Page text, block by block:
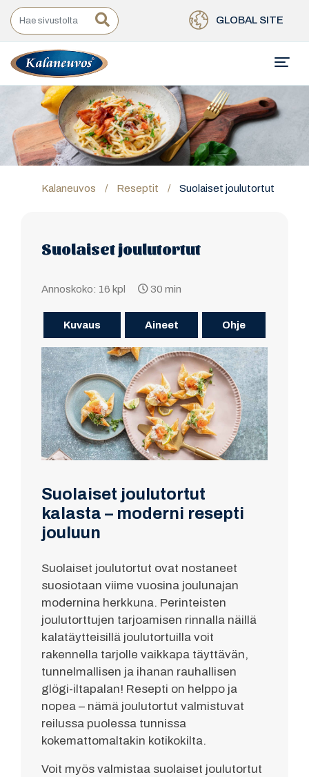
GLOBAL SITE
Kalaneuvos / Reseptit / Suolaiset joulutortut
Suolaiset joulutortut
Annoskoko: 16 kpl 30 min
Kuvaus Aineet Ohje
Suolaiset joulutortut
kalasta – moderni resepti
jouluun
Suolaiset joulutortut ovat nostaneet
suosiotaan viime vuosina joulunajan
modernina herkkuna. Perinteisten
joulutorttujen tarjoamisen rinnalla näillä
kalatäytteisillä joulutortuilla voit
rakennella tarjolle vaikkapa täyttävän,
tunnelmallisen ja ihanan rauhallisen
glögi-iltapalan! Resepti on helppo ja
nopea – nämä joulutortut valmistuvat
reilussa puolessa tunnissa
kokemattomaltakin kotikokilta.
Voit myös valmistaa suolaiset joulutortut